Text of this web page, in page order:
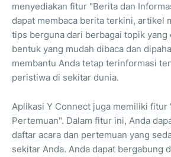
menyediakan fitur "Berita dan
dapat membaca berita terkini, artikel
tips berguna dari berbagai topik yang
bentuk yang mudah dibaca dan
membantu Anda tetap terinformasi
peristiwa di sekitar dunia.
Aplikasi Y Connect juga memiliki fitur
Pertemuan". Dalam fitur ini, Anda
daftar acara dan pertemuan yang
sekitar Anda. Anda dapat bergabung